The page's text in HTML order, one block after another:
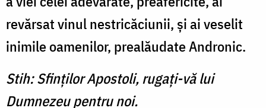
revărsat vinul nestricăciunii, şi ai veselit
inimile oamenilor, prealăudate Andronic.
Stih: Sfinţilor Apostoli, rugaţi-vă lui
Dumnezeu pentru noi.